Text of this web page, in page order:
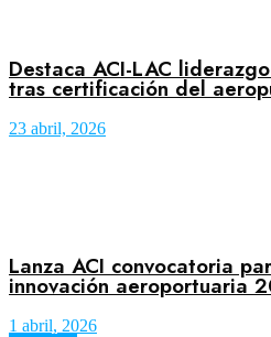
Destaca ACI-LAC
tras certificación del
23 abril, 2026
Lanza ACI convocatoria
innovación aeroportuaria
1 abril, 2026